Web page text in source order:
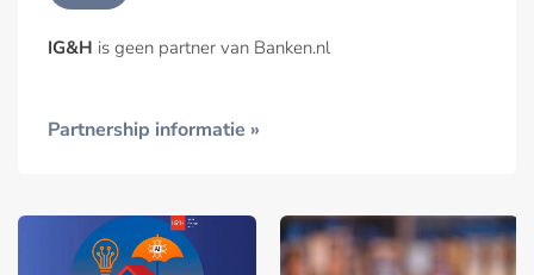
IG&H is geen partner van Banken.nl
Partnership informatie »